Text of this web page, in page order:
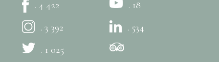
. 4 422
. 3 392
. 1 025
. 18
. 534